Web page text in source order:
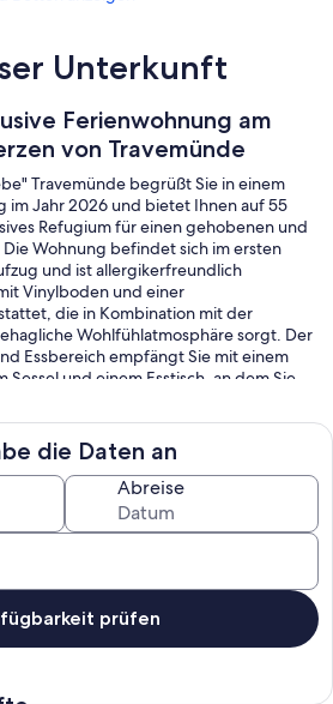
Unterkunft
Ferienwohnung am
von Travemünde
Travemünde begrüßt Sie in einem
im Jahr 2026 und bietet Ihnen auf 55
Refugium für einen gehobenen und
Wohnung befindet sich im ersten
und ist allergikerfreundlich
Vinylboden und einer
die in Kombination mit der
Wohlfühlatmosphäre sorgt. Der
Essbereich empfängt Sie mit einem
und einem Esstisch, an dem Sie
mit einer Geschwindigkeit von
WLAN sorgen für Unterhaltung und
ausgestattete Küche lässt keine
ein Backofen, eine
Maschine, ein Wasserkocher
ergänzen das umfangreiche
Geschirr und Besteck.
bietet einen ruhigen Rückzugsort und ist
Die gesamte Unterkunft
bis zu vier Personen, wovon zwei
die Daten an
Abreise
prüfen